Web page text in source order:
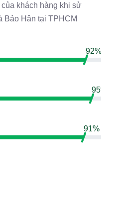
khách hàng khi sử
Bảo Hân tại TPHCM
92%
95%
91%